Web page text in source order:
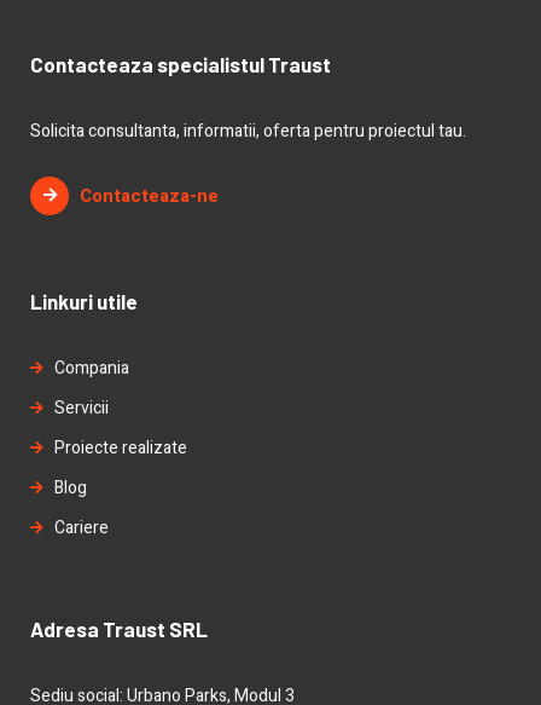
Contacteaza specialistul Traust
Solicita consultanta, informatii, oferta pentru proiectul tau.
Contacteaza-ne
Linkuri utile
Compania
Servicii
Proiecte realizate
Blog
Cariere
Adresa Traust SRL
Sediu social: Urbano Parks, Modul 3